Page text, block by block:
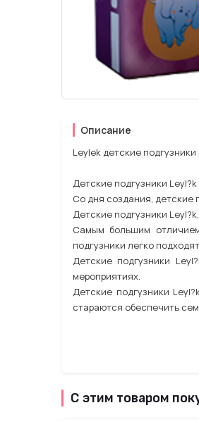
Описание
Leylеk детские
Детские подгузники
Со дня создания, детские
Детские подгузники
Самым большим
подгузники легко
Детские подгузники
мероприятиях.
Детские подгузники
стараются обеспечить
С этим товаром